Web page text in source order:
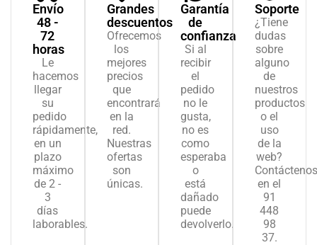
Envío
48 -
72
horas
Le
hacemos
llegar
su
pedido
rápidamente,
en un
plazo
máximo
de 2 -
3
días
laborables.
Grandes
descuentos
Ofrecemos
los
mejores
precios
que
encontrará
en la
red.
Nuestras
ofertas
son
únicas.
Garantía
de
confianza
Si al
recibir
el
pedido
no le
gusta,
no es
como
esperaba
o
está
dañado
puede
devolverlo.
Soporte
¿Tiene
dudas
sobre
alguno
de
nuestros
productos
o el
uso
de la
web?
Contáctenos
en el
91
448
98
37.